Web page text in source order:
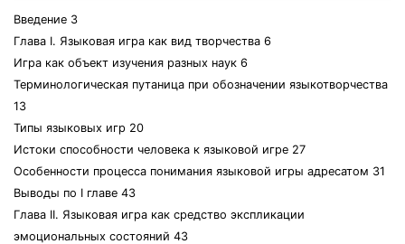
Введение 3
Глава I. Языковая игра как вид творчества 6
Игра как объект изучения разных наук 6
Терминологическая путаница при обозначении языкотворчества
13
Типы языковых игр 20
Истоки способности человека к языковой игре 27
Особенности процесса понимания языковой игры адресатом 31
Выводы по I главе 43
Глава II. Языковая игра как средство экспликации
эмоциональных состояний 43